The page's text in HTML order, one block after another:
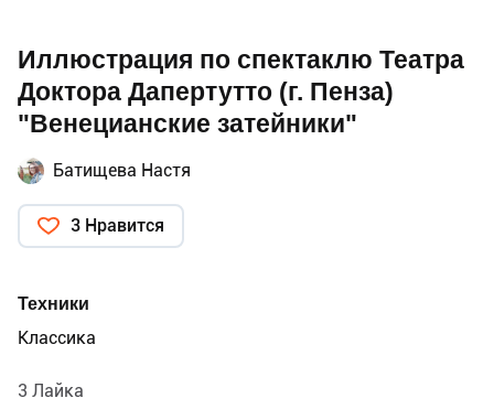
Иллюстрация по спектаклю Театра
Доктора Дапертутто (г. Пенза)
"Венецианские затейники"
Батищева Настя
3 Нравится
Техники
Классика
3 Лайка